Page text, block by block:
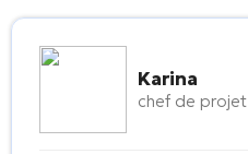
Karina
chef de projet